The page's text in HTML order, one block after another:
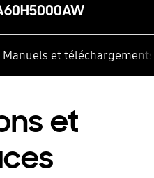
Manuels et téléchargements
et